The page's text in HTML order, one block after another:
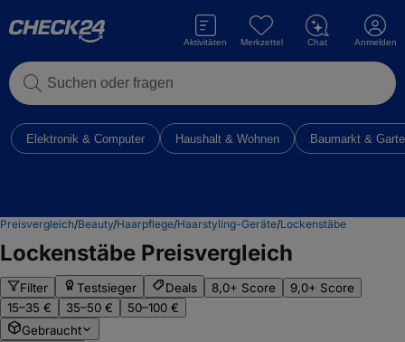
Suchen oder fragen
Aktivitäten Merkzettel Chat Anmelden
Elektronik & Computer Haushalt & Wohnen Baumarkt &
Preisvergleich/Beauty/Haarpflege/Haarstyling-Geräte/Lockenstäbe
Lockenstäbe Preisvergleich
Filter Testsieger Deals 8,0+ Score
9,0+ Score
15–35 €
35–50 €
50–100 €
Gebraucht